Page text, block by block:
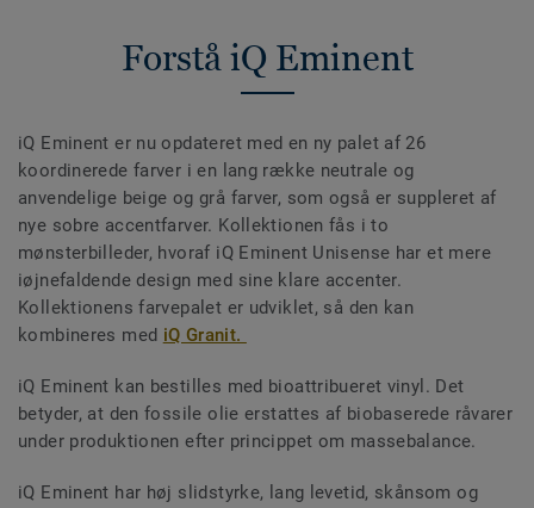
Forstå iQ Eminent
iQ Eminent er nu opdateret med en ny palet af 26
koordinerede farver i en lang række neutrale og
anvendelige beige og grå farver, som også er suppleret af
nye sobre accentfarver. Kollektionen fås i to
mønsterbilleder, hvoraf iQ Eminent Unisense har et mere
iøjnefaldende design med sine klare accenter.
Kollektionens farvepalet er udviklet, så den kan
kombineres med iQ Granit.
iQ Eminent kan bestilles med bioattribueret vinyl. Det
betyder, at den fossile olie erstattes af biobaserede råvarer
under produktionen efter princippet om massebalance.
iQ Eminent har høj slidstyrke, lang levetid, skånsom og